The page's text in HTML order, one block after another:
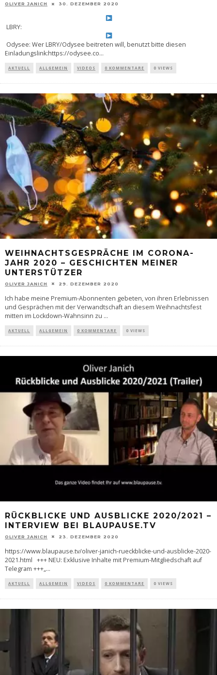
OLIVER JANICH 30. DEZEMBER 2020
LBRY:
Odysee: Wer LBRY/Odysee beitreten will, benutzt bitte diesen
Einladungslink:https://odysee.co...
AKTUELL ALLGEMEIN VIDEOS 0 KOMMENTARE 0 VIEWS
WEIHNACHTSGESPRÄCHE IM CORONA-
JAHR 2020 – GESCHICHTEN MEINER
UNTERSTÜTZER
OLIVER JANICH 29. DEZEMBER 2020
Ich habe meine Premium-Abonnenten gebeten, von ihren Erlebnissen
und Gesprächen mit der Verwandtschaft an diesem Weihnachtsfest
mitten im Lockdown-Wahnsinn zu ...
AKTUELL ALLGEMEIN 0 KOMMENTARE 0 VIEWS
RÜCKBLICKE UND AUSBLICKE 2020/2021 –
INTERVIEW BEI BLAUPAUSE.TV
OLIVER JANICH 23. DEZEMBER 2020
https://www.blaupause.tv/oliver-janich-rueckblicke-und-ausblicke-2020-
2021.html +++ NEU: Exklusive Inhalte mit Premium-Mitgliedschaft auf
Telegram +++„...
AKTUELL ALLGEMEIN VIDEOS 0 KOMMENTARE 0 VIEWS